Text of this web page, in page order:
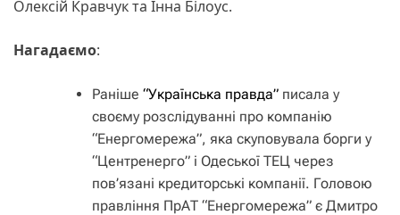
Олексій Кравчук та Інна Білоус.
Нагадаємо:
Раніше “Українська правда” писала у
своєму розслідуванні про компанію
“Енергомережа”, яка скуповувала борги у
“Центренерго” і Одеської ТЕЦ через
пов’язані кредиторські компанії. Головою
правління ПрАТ “Енергомережа” є Дмитро